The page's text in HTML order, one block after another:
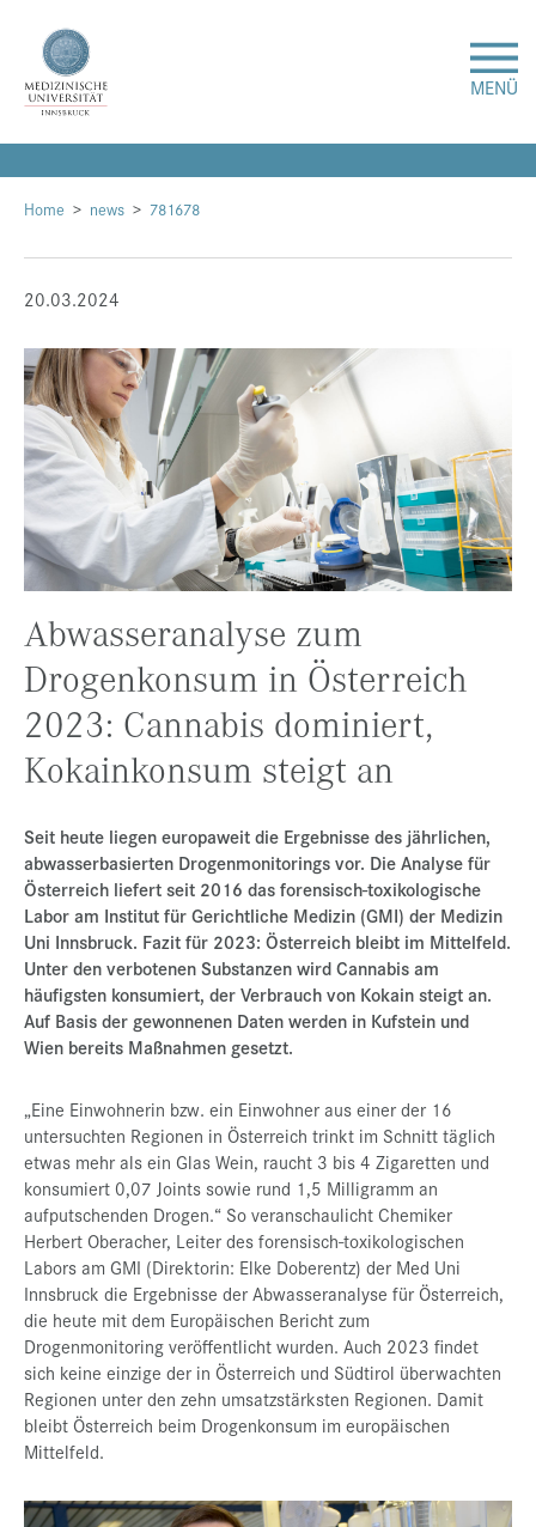
MENÜ
Forschung
Studium & Lehre
Über uns
Internationales
Events
Presse
Datenschutz
Service-Links
de |en
Home news 781678
20.03.2024
Abwasseranalyse zum
Drogenkonsum in Österreich
2023: Cannabis dominiert,
Kokainkonsum steigt an
Seit heute liegen europaweit die Ergebnisse des jährlichen,
abwasserbasierten Drogenmonitorings vor. Die Analyse für
Österreich liefert seit 2016 das forensisch-toxikologische
Labor am Institut für Gerichtliche Medizin (GMI) der Medizin
Uni Innsbruck. Fazit für 2023: Österreich bleibt im Mittelfeld.
Unter den verbotenen Substanzen wird Cannabis am
häufigsten konsumiert, der Verbrauch von Kokain steigt an.
Auf Basis der gewonnenen Daten werden in Kufstein und
Wien bereits Maßnahmen gesetzt.
„Eine Einwohnerin bzw. ein Einwohner aus einer der 16
untersuchten Regionen in Österreich trinkt im Schnitt täglich
etwas mehr als ein Glas Wein, raucht 3 bis 4 Zigaretten und
konsumiert 0,07 Joints sowie rund 1,5 Milligramm an
aufputschenden Drogen.“ So veranschaulicht Chemiker
Herbert Oberacher, Leiter des forensisch-toxikologischen
Labors am GMI (Direktorin: Elke Doberentz) der Med Uni
Innsbruck die Ergebnisse der Abwasseranalyse für Österreich,
die heute mit dem Europäischen Bericht zum
Drogenmonitoring veröffentlicht wurden. Auch 2023 findet
sich keine einzige der in Österreich und Südtirol überwachten
Regionen unter den zehn umsatzstärksten Regionen. Damit
bleibt Österreich beim Drogenkonsum im europäischen
Mittelfeld.